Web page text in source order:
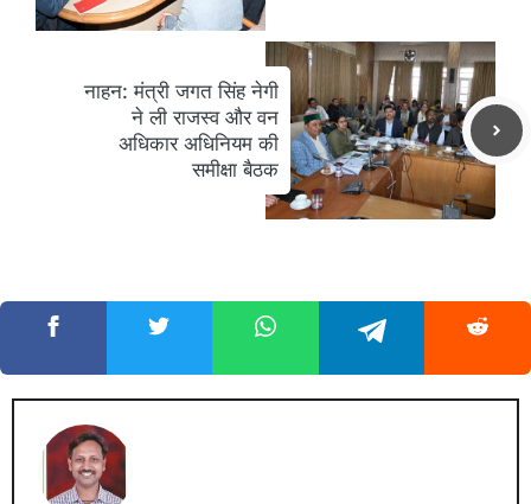
नाहन: मंत्री जगत सिंह नेगी
ने ली राजस्व और वन
अधिकार अधिनियम की
समीक्षा बैठक